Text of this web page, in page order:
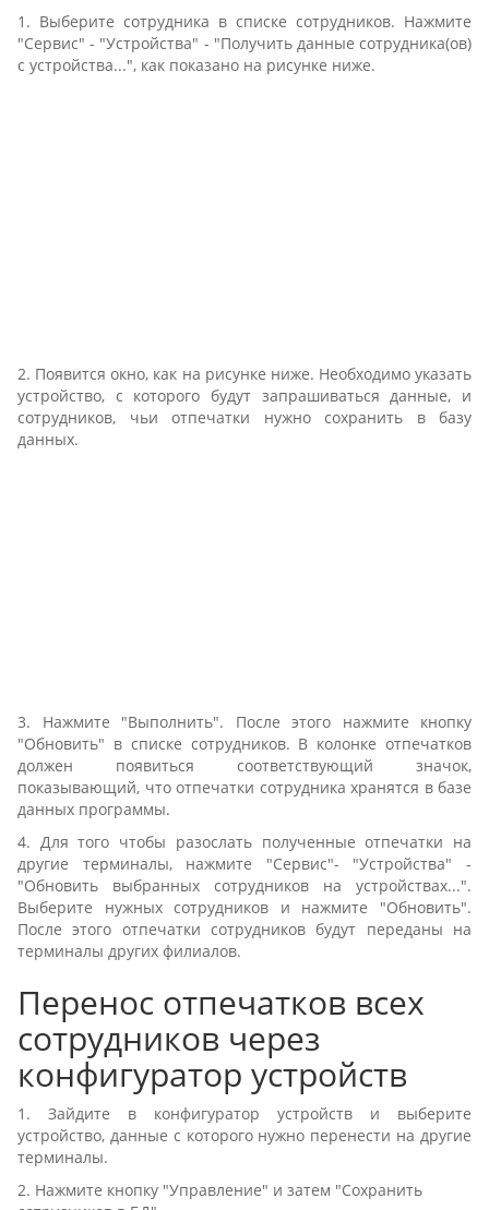
1. Выберите сотрудника в списке сотрудников. Нажмите
"Сервис" - "Устройства" - "Получить данные сотрудника(ов)
с устройства...", как показано на рисунке ниже.
2. Появится окно, как на рисунке ниже. Необходимо указать
устройство, с которого будут запрашиваться данные, и
сотрудников, чьи отпечатки нужно сохранить в базу
данных.
3. Нажмите "Выполнить". После этого нажмите кнопку
"Обновить" в списке сотрудников. В колонке отпечатков
должен появиться соответствующий значок,
показывающий, что отпечатки сотрудника хранятся в базе
данных программы.
4. Для того чтобы разослать полученные отпечатки на
другие терминалы, нажмите "Сервис"- "Устройства" -
"Обновить выбранных сотрудников на устройствах...".
Выберите нужных сотрудников и нажмите "Обновить".
После этого отпечатки сотрудников будут переданы на
терминалы других филиалов.
Перенос отпечатков всех
сотрудников через
конфигуратор устройств
1. Зайдите в конфигуратор устройств и выберите
устройство, данные с которого нужно перенести на другие
терминалы.
2. Нажмите кнопку "Управление" и затем "Сохранить